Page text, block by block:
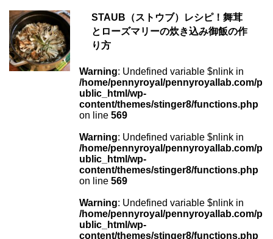
STAUB（ストウブ）レシピ！舞茸
とローズマリーの炊き込み御飯の作
り方
Warning: Undefined variable $nlink in
/home/pennyroyal/pennyroyallab.com/p
ublic_html/wp-
content/themes/stinger8/functions.php
on line 569
Warning: Undefined variable $nlink in
/home/pennyroyal/pennyroyallab.com/p
ublic_html/wp-
content/themes/stinger8/functions.php
on line 569
Warning: Undefined variable $nlink in
/home/pennyroyal/pennyroyallab.com/p
ublic_html/wp-
content/themes/stinger8/functions.php